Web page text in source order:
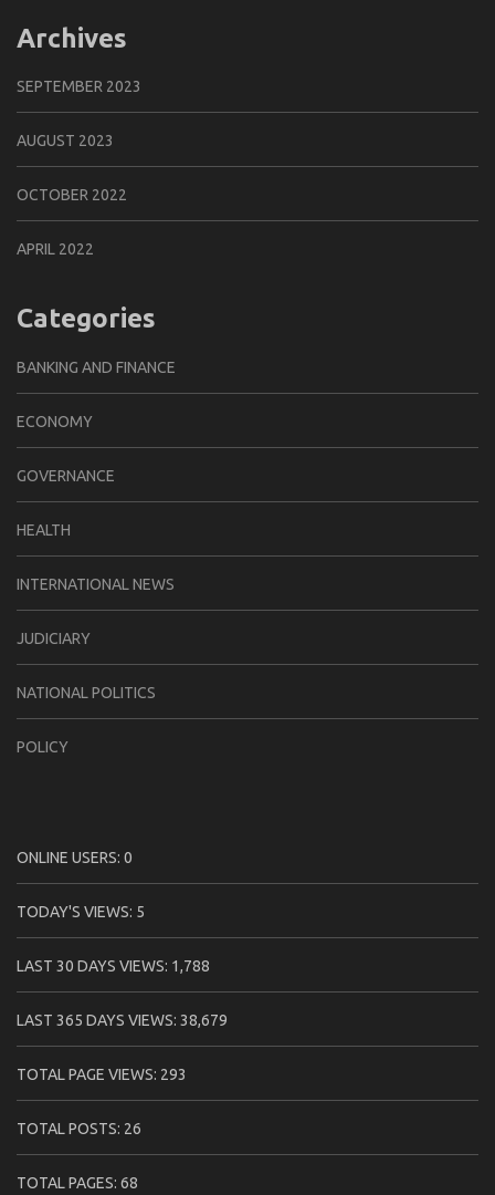
Archives
SEPTEMBER 2023
AUGUST 2023
OCTOBER 2022
APRIL 2022
Categories
BANKING AND FINANCE
ECONOMY
GOVERNANCE
HEALTH
INTERNATIONAL NEWS
JUDICIARY
NATIONAL POLITICS
POLICY
ONLINE USERS: 0
TODAY'S VIEWS: 5
LAST 30 DAYS VIEWS: 1,788
LAST 365 DAYS VIEWS: 38,679
TOTAL PAGE VIEWS: 293
TOTAL POSTS: 26
TOTAL PAGES: 68